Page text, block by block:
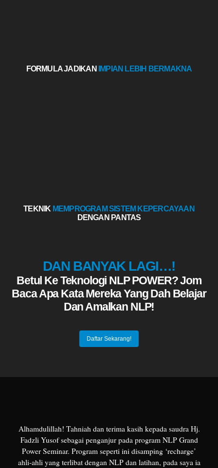
FORMULA JADIKAN IMPIAN LEBIH BERMAKNA
TEKNIK MEMPROGRAM SISTEM KEPERCAYAAN
DENGAN PANTAS
DAN BANYAK LAGI…!
Betul Ke Teknologi NLP POWER? Jom
Baca Apa Kata Mereka Yang Dah Belajar
Dan Amalkan NLP!
Daftar Sekarang!
Alhamdulillah! Tahniah dan terima kasih kepada saudra Hj.
Fadzli Yusof sebagai penganjur pada program NLP Grand
Power Seminar. Program seperti ini disamping ‘recharge’
ahli-ahli yang terlibat dengan NLP dan latihan, pada saya ia